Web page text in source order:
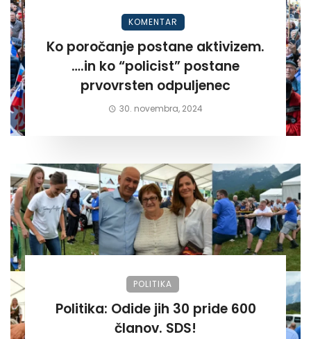
KOMENTAR
Ko poročanje postane aktivizem.
….in ko “policist” postane
prvovrsten odpuljenec
30. novembra, 2024
POLITIKA
Politika: Odide jih 30 pride 600
članov. SDS!